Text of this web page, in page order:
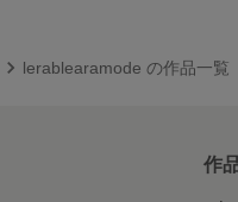
lerablearamode の作品一覧
作